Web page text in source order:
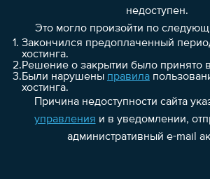
недоступен.
Это могло произойти по
1. Закончился предоплаченный
хостинга.
2.Решение о закрытии было принято
3.Были нарушены правила
хостинга.
Причина недоступности сайта
управления и в уведомлении,
административный e-mail